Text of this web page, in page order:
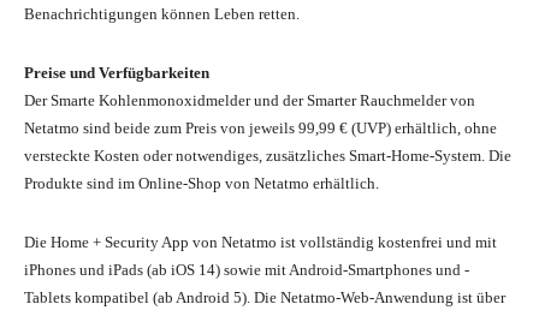
Benachrichtigungen können Leben retten.
Preise und Verfügbarkeiten
Der Smarte Kohlenmonoxidmelder und der Smarter Rauchmelder von
Netatmo sind beide zum Preis von jeweils 99,99 € (UVP) erhältlich, ohne
versteckte Kosten oder notwendiges, zusätzliches Smart-Home-System. Die
Produkte sind im Online-Shop von Netatmo erhältlich.
Die Home + Security App von Netatmo ist vollständig kostenfrei und mit
iPhones und iPads (ab iOS 14) sowie mit Android-Smartphones und -
Tablets kompatibel (ab Android 5). Die Netatmo-Web-Anwendung ist über